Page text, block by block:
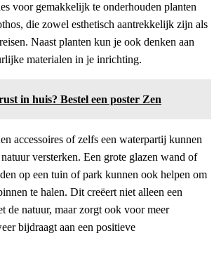
voor gemakkelijk te onderhouden planten
die zowel esthetisch aantrekkelijk zijn als
Naast planten kun je ook denken aan
materialen in je inrichting.
in huis? Bestel een poster Zen
accessoires of zelfs een waterpartij kunnen
versterken. Een grote glazen wand of
op een tuin of park kunnen ook helpen om
te halen. Dit creëert niet alleen een
de natuur, maar zorgt ook voor meer
bijdraagt aan een positieve